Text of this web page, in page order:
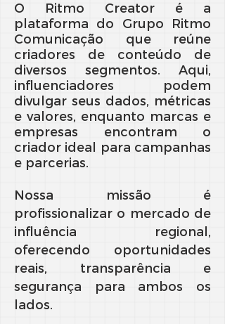
O Ritmo Creator é a
plataforma do Grupo Ritmo
Comunicação que reúne
criadores de conteúdo de
diversos segmentos. Aqui,
influenciadores podem
divulgar seus dados, métricas
e valores, enquanto marcas e
empresas encontram o
criador ideal para campanhas
e parcerias.
Nossa missão é
profissionalizar o mercado de
influência regional,
oferecendo oportunidades
reais, transparência e
segurança para ambos os
lados.